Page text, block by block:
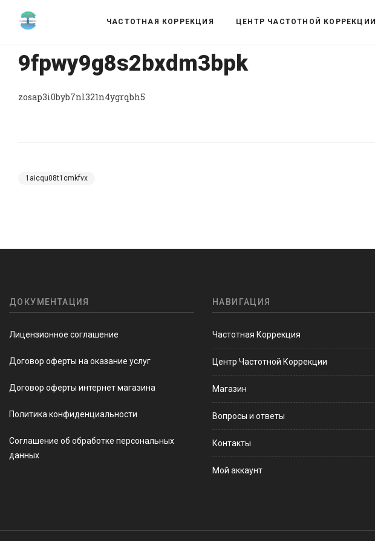
ЧАСТОТНАЯ КОРРЕКЦИЯ ЦЕНТР ЧАСТОТНОЙ КОРРЕКЦИИ
9fpwy9g8s2bxdm3bpk
zosap3i0byb7nl321n4ygrqbh5
1aicqu08t1cmkfvx
ДОКУМЕНТАЦИЯ
Лицензионное соглашение
Договор оферты на оказание услуг
Договор оферты интернет магазина
Политика конфиденциальности
Соглашение об обработке персональных
данных
НАВИГАЦИЯ
Частотная Коррекция
Центр Частотной Коррекции
Магазин
Вопросы и ответы
Контакты
Мой аккаунт